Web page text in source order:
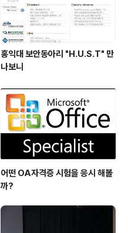
홍익대 보안동아리 "H.U.S.T" 만
나보니
어떤 OA자격증 시험을 응시 해볼
까?